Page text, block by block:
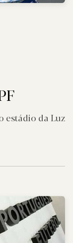
estádio da Luz